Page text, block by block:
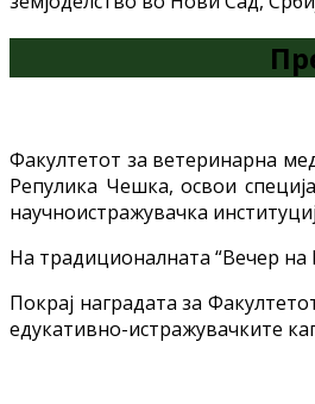
Факултетот за ветеринарна
Репулика Чешка, освои
научноистражувачка
На традиционалната “Вечер
Покрај наградата за
едукативно-истражувачките